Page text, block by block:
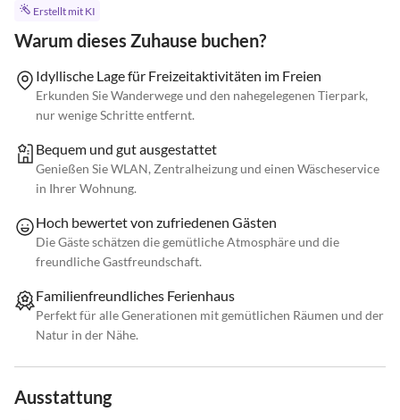
Erstellt mit KI
Warum dieses Zuhause buchen?
Idyllische Lage für Freizeitaktivitäten im Freien
Erkunden Sie Wanderwege und den nahegelegenen Tierpark,
nur wenige Schritte entfernt.
Bequem und gut ausgestattet
Genießen Sie WLAN, Zentralheizung und einen Wäscheservice
in Ihrer Wohnung.
Hoch bewertet von zufriedenen Gästen
Die Gäste schätzen die gemütliche Atmosphäre und die
freundliche Gastfreundschaft.
Familienfreundliches Ferienhaus
Perfekt für alle Generationen mit gemütlichen Räumen und der
Natur in der Nähe.
Ausstattung